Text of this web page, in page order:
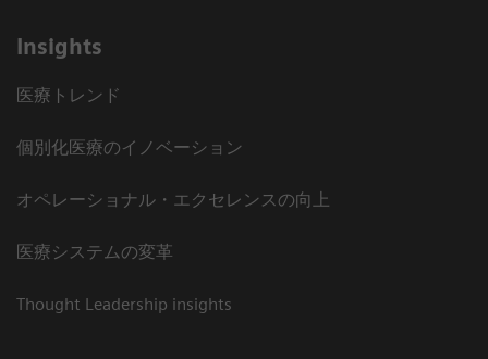
Insights
医療トレンド
個別化医療のイノベーション
オペレーショナル・エクセレンスの向上
医療システムの変革
Thought Leadership insights